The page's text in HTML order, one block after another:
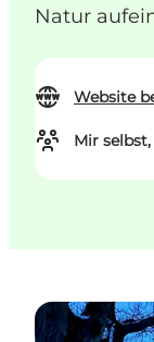
Natur
Website
Mir